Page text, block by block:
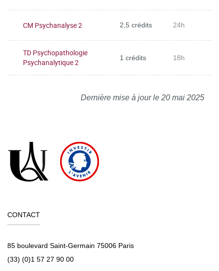
CM Psychanalyse 2 2,5 crédits 24h
TD Psychopathologie
Psychanalytique 2
1 crédits 18h
Dernière mise à jour le 20 mai 2025
CONTACT
85 boulevard Saint-Germain 75006 Paris
(33) (0)1 57 27 90 00